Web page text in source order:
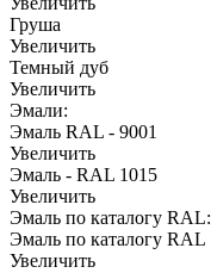
Груша
Увеличить
Темный дуб
Увеличить
Эмали:
Эмаль RAL - 9001
Увеличить
Эмаль - RAL 1015
Увеличить
Эмаль по каталогу RAL:
Эмаль по каталогу RAL
Увеличить